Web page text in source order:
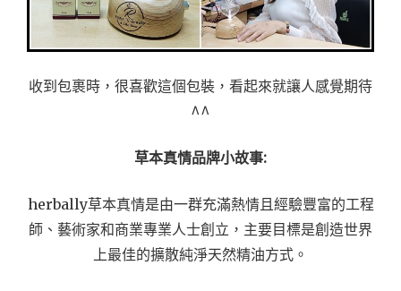
收到包裹時，很喜歡這個包裝，看起來就讓人感覺期待
^^
草本真情品牌小故事:
herbally草本真情是由一群充滿熱情且經驗豐富的工程
師、藝術家和商業專業人士創立，主要目標是創造世界
上最佳的擴散純淨天然精油方式。